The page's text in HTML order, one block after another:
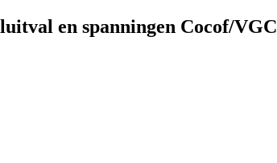
en spanningen Cocof/VGC